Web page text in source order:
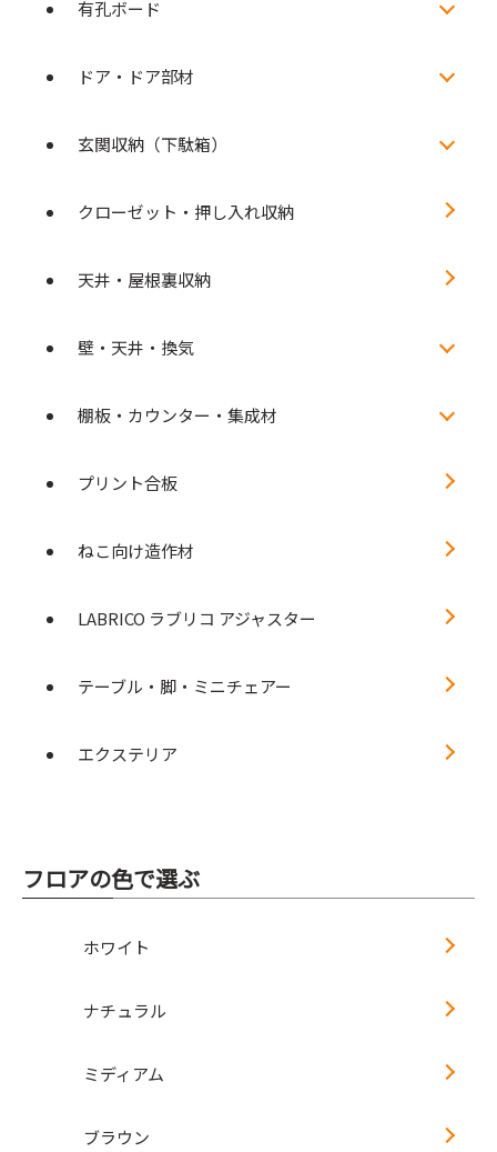
有孔ボード
ドア・ドア部材
玄関収納（下駄箱）
クローゼット・押し入れ収納
天井・屋根裏収納
壁・天井・換気
棚板・カウンター・集成材
プリント合板
ねこ向け造作材
LABRICO ラブリコ アジャスター
テーブル・脚・ミニチェアー
エクステリア
フロアの色で選ぶ
ホワイト
ナチュラル
ミディアム
ブラウン